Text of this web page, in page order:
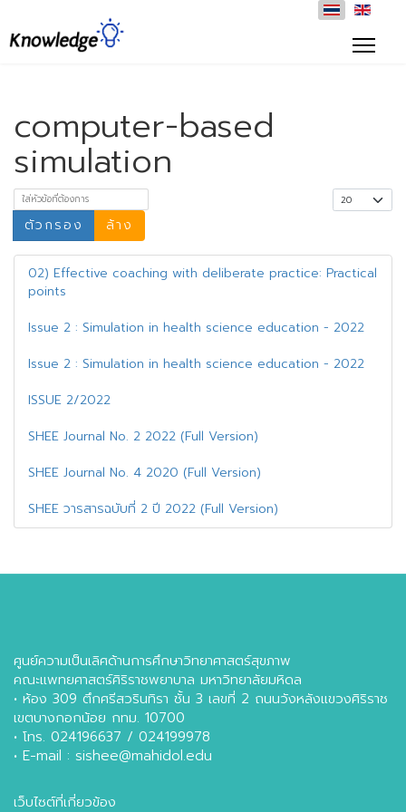
computer-based
simulation
ใส่หัวข้อที่ต้องการ
ตัวกรอง
ล้าง
แสดง #
02) Effective coaching with deliberate practice: Practical
points
Issue 2 : Simulation in health science education - 2022
Issue 2 : Simulation in health science education - 2022
ISSUE 2/2022
SHEE Journal No. 2 2022 (Full Version)
SHEE Journal No. 4 2020 (Full Version)
SHEE วารสารฉบับที่ 2 ปี 2022 (Full Version)
ศูนย์ความเป็นเลิศด้านการศึกษาวิทยาศาสตร์สุขภาพ
คณะแพทยศาสตร์ศิริราชพยาบาล มหาวิทยาลัยมหิดล
• ห้อง 309 ตึกศรีสวรินทิรา ชั้น 3 เลขที่ 2 ถนนวังหลังแขวงศิริราช
เขตบางกอกน้อย กทม. 10700
• โทร. 024196637 / 024199978
• E-mail : sishee@mahidol.edu
เว็บไซต์ที่เกี่ยวข้อง